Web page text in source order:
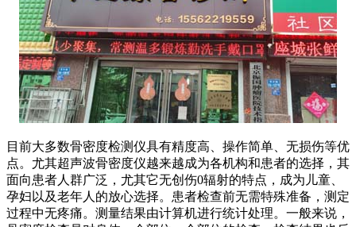
目前大多数骨密度检测仪具有精度高、操作简单、无损伤等优
点。尤其超声波骨密度仪越来越成为各机构和患者的选择，其
面向患者人群广泛，尤其它无创伤0辐射的特点，成为儿童、
孕妇以及老年人的放心选择。患者检查前无需特殊准备，测定
过程中无疼痛。测量结果由计算机进行统计处理。一般来说，